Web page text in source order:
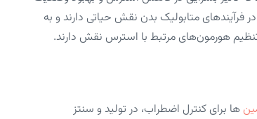
فرآیند‌های متابولیک بدن نقش حیاتی دارند و به
ها برای کنترل اضطراب، در تولید و سنتز